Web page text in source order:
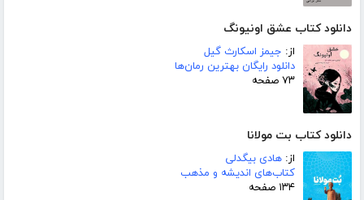
دانلود کتاب عشق اونیونگ
از: جیمز اسکارث گیل
دانلود رایگان بهترین رمان‌ها
۷۳ صفحه
دانلود کتاب بت مولانا
از: هادی بیگدلی
کتاب‌های اندیشه و مذهب
۱۳۴ صفحه